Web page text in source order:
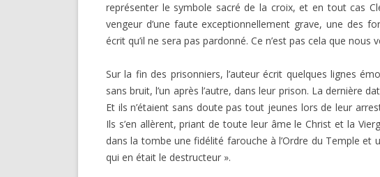
représenter le symbole sacré de la croix, et en tout cas
vengeur d’une faute exceptionnellement grave, une des
écrit qu’il ne sera pas pardonné. Ce n’est pas cela que
Sur la fin des prisonniers, l’auteur écrit quelques lignes
sans bruit, l’un après l’autre, dans leur prison. La dernière
Et ils n’étaient sans doute pas tout jeunes lors de leur
Ils s’en allèrent, priant de toute leur âme le Christ et la
dans la tombe une fidélité farouche à l’Ordre du Temple et
qui en était le destructeur ».